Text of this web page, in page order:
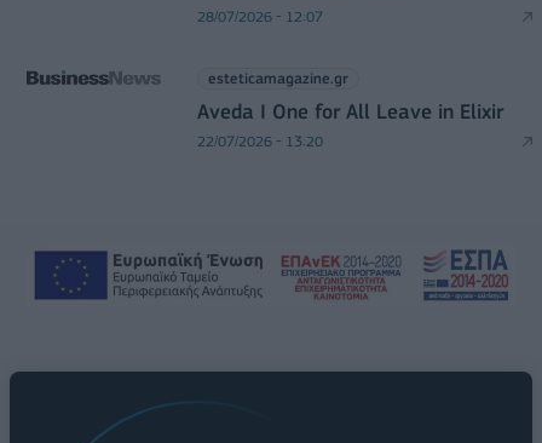
28/07/2026 - 12:07
esteticamagazine.gr
Aveda I One for All Leave in Elixir
22/07/2026 - 13:20